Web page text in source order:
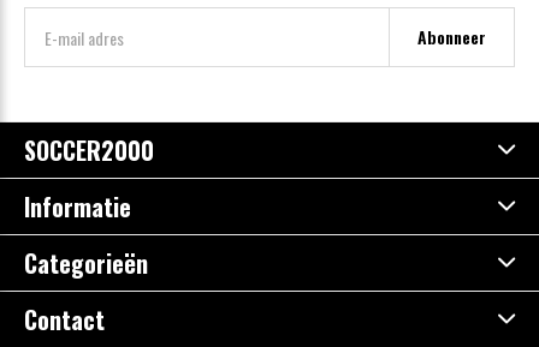
Abonneer
SOCCER2000
Informatie
Categorieën
Contact